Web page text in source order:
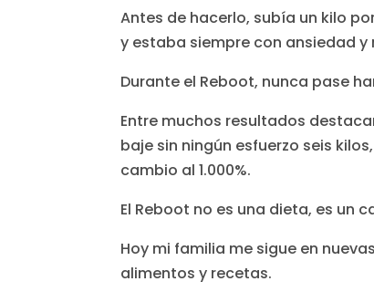
Antes de hacerlo, subía un kilo
y estaba siempre con ansiedad y
Durante el Reboot, nunca pase
Entre muchos resultados
baje sin ningún esfuerzo seis
cambio al 1.000%.
El Reboot no es una dieta, es un
Hoy mi familia me sigue en
alimentos y recetas.